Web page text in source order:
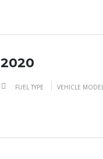
2020
FUEL TYPE VEHICLE MODEL